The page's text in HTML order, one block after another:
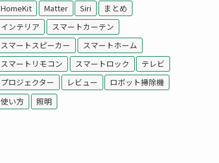
HomeKit
Matter Siri
まとめ
インテリア
スマートカーテン
スマートスピーカー
スマートホーム
スマートリモコン
スマートロック
テレビ
プロジェクター
レビュー
ロボット掃除機
使い方
照明